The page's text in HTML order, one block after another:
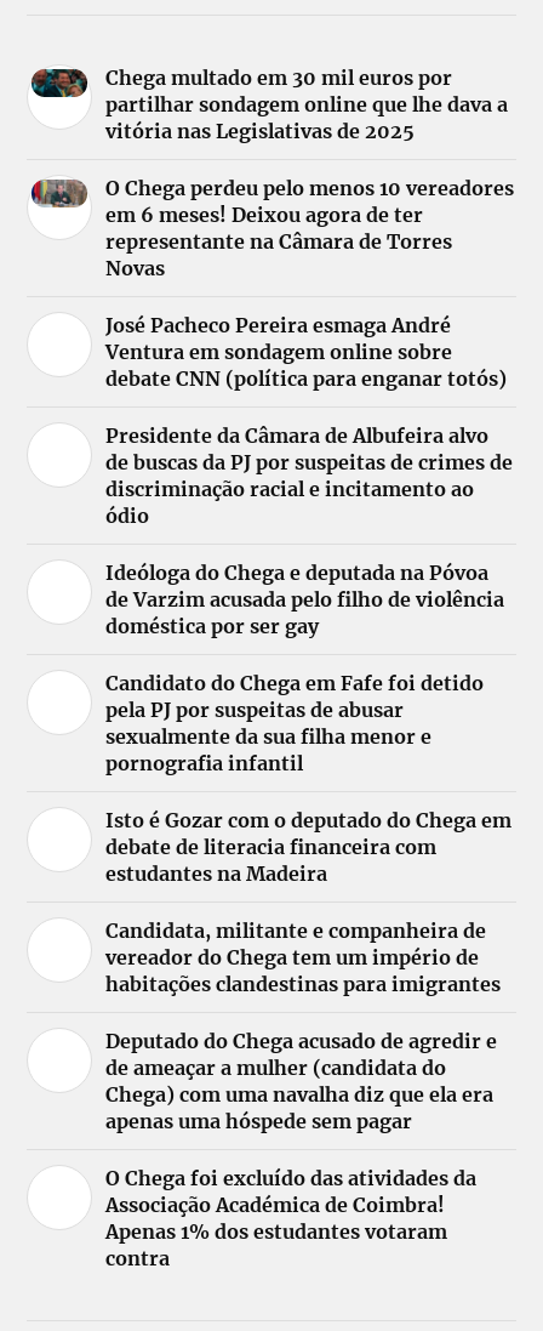
Chega multado em 30 mil euros por
partilhar sondagem online que lhe dava a
vitória nas Legislativas de 2025
O Chega perdeu pelo menos 10 vereadores
em 6 meses! Deixou agora de ter
representante na Câmara de Torres
Novas
José Pacheco Pereira esmaga André
Ventura em sondagem online sobre
debate CNN (política para enganar totós)
Presidente da Câmara de Albufeira alvo
de buscas da PJ por suspeitas de crimes de
discriminação racial e incitamento ao
ódio
Ideóloga do Chega e deputada na Póvoa
de Varzim acusada pelo filho de violência
doméstica por ser gay
Candidato do Chega em Fafe foi detido
pela PJ por suspeitas de abusar
sexualmente da sua filha menor e
pornografia infantil
Isto é Gozar com o deputado do Chega em
debate de literacia financeira com
estudantes na Madeira
Candidata, militante e companheira de
vereador do Chega tem um império de
habitações clandestinas para imigrantes
Deputado do Chega acusado de agredir e
de ameaçar a mulher (candidata do
Chega) com uma navalha diz que ela era
apenas uma hóspede sem pagar
O Chega foi excluído das atividades da
Associação Académica de Coimbra!
Apenas 1% dos estudantes votaram
contra